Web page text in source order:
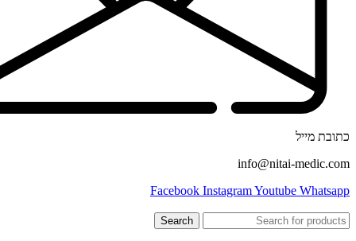
כתובת מייל
info@nitai-medic.com
Facebook InstagramYoutube Whatsapp
Search